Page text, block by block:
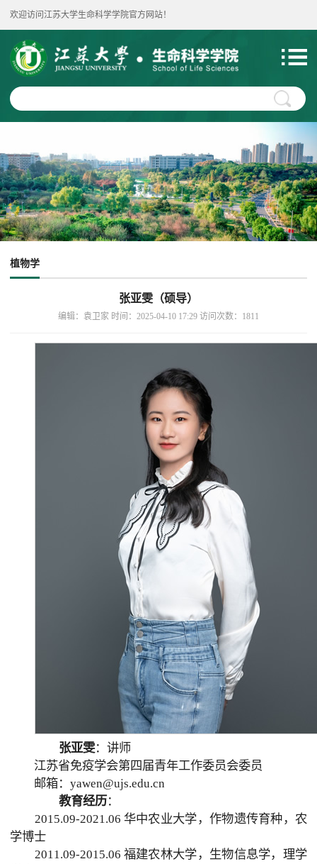
欢迎访问江苏大学生命科学学院官方网站！
植物学
张亚雯（硕导）
编辑：袁卫家 时间：2025-04-10 17:29 访问次数： 1811
张亚雯：讲师
江苏省免疫学会第四届青年工作委员会委员
邮箱：yawen@ujs.edu.cn
教育经历：
2015.09-2021.06 华中农业大学，作物遗传育种，农
学博士
2011.09-2015.06 福建农林大学，生物信息学，理学